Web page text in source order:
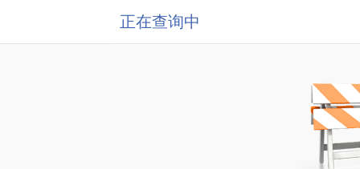
正在查询中